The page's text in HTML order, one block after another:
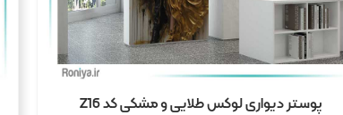
پوستر دیواری لوکس طلایی و مشکی کد Z16